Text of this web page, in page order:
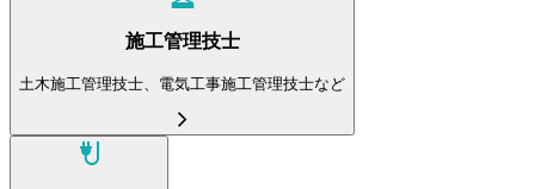
施工管理技士
土木施工管理技士、電気工事施工管理技士など